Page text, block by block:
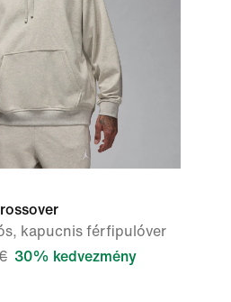
kapucnis férfipulóver
30% kedvezmény